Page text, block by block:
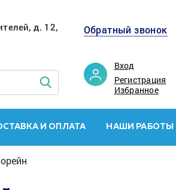
д. 12,
Обратный звонок
Вход
Регистрация
Избранное
И ОПЛАТА НАШИ РАБОТЫ